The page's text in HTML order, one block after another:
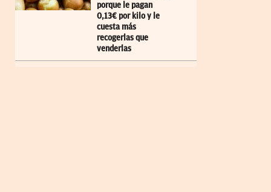
porque le pagan
0,13€ por kilo y le
cuesta más
recogerlas que
venderlas